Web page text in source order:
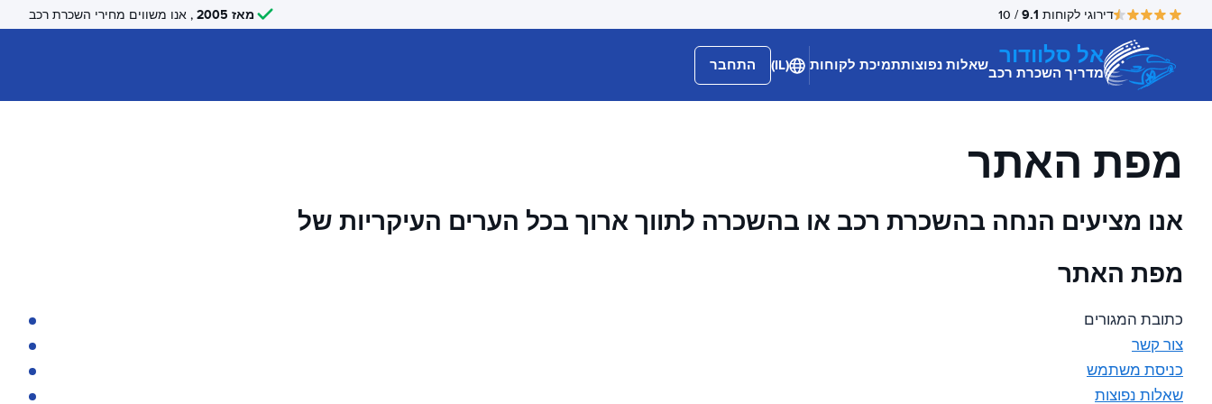
דירוגי לקוחות 9.1
/ 10 מאז 2005 , אנו משווים מחירי השכרת רכב
אל סלוודור
מדריך השכרת רכבשאלות נפוצותתמיכת לקוחות (IL) התחבר
מפת האתר
אנו מציעים הנחה בהשכרת רכב או בהשכרה לתווך ארוך בכל הערים העיקריות של
מפת האתר
כתובת המגורים
צור קשר
כניסת משתמש
שאלות נפוצות